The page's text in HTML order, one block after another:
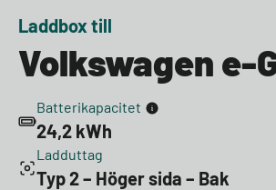
Laddbox till
Volkswagen e-
Batterikapacitet
24,2 kWh
Ladduttag
Typ 2 – Höger sida – Bak